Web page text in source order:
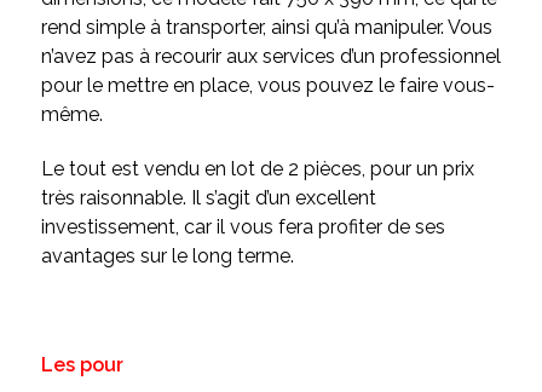
rend simple à transporter, ainsi qu’à manipuler. Vous
n’avez pas à recourir aux services d’un professionnel
pour le mettre en place, vous pouvez le faire vous-
même.
Le tout est vendu en lot de 2 pièces, pour un prix
très raisonnable. Il s’agit d’un excellent
investissement, car il vous fera profiter de ses
avantages sur le long terme.
Les pour